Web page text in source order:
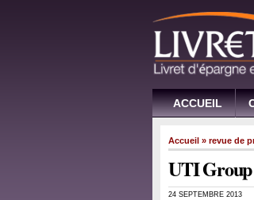
ACCUEIL
Accueil » revue de
UTI Group
24 SEPTEMBRE 2013